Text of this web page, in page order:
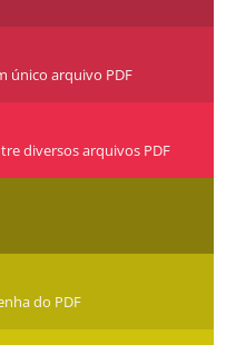
único arquivo PDF
diversos arquivos PDF
do PDF